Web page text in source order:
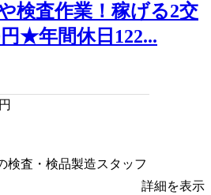
検査作業！稼げる2交
★年間休日122...
円
検査・検品製造スタッフ
詳細を表示